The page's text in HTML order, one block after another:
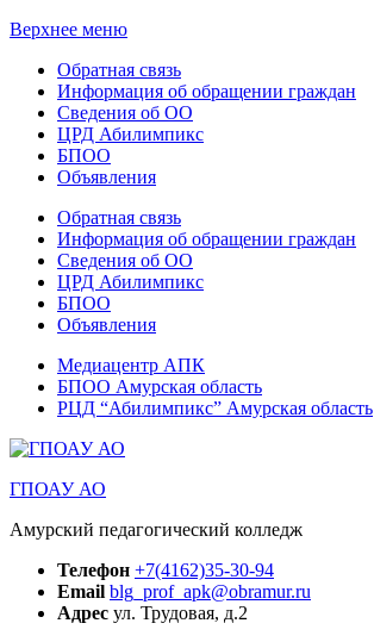
Верхнее меню
Обратная связь
Информация об обращении граждан
Сведения об ОО
ЦРД Абилимпикс
БПОО
Объявления
Обратная связь
Информация об обращении граждан
Сведения об ОО
ЦРД Абилимпикс
БПОО
Объявления
Медиацентр АПК
БПОО Амурская область
РЦД “Абилимпикс” Амурская область
ГПОАУ АО
Амурский педагогический колледж
Телефон +7(4162)35-30-94
Email blg_prof_apk@obramur.ru
Адрес ул. Трудовая, д.2